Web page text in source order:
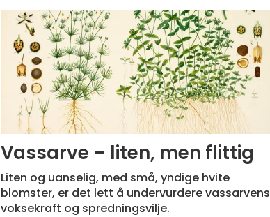
Vassarve – liten, men flittig
Liten og uanselig, med små, yndige hvite
blomster, er det lett å undervurdere vassarvens
voksekraft og spredningsvilje.